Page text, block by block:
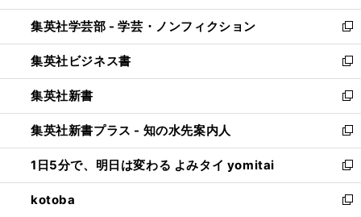
開
く
ウ
で
開
く
ン
ド
ウ
で
開
く
ウ
ィ
ン
ド
ウ
で
開
く
集英社学芸部 - 学芸・ノンフィクション
新
し
い
ウ
ィ
ン
ド
ウ
で
開
く
集英社ビジネス書
新
し
い
ウ
ィ
ン
ド
ウ
で
集英社新書
新
し
い
ウ
ィ
ン
ド
集英社新書プラス - 知の水先案内人
新
し
い
ウ
ィ
1日5分で、明日は変わる よみタイ yomitai
新
し
い
kotoba
新